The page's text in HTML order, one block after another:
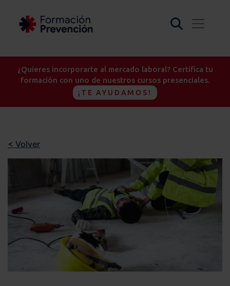
¿Quieres incorporarte al mercado laboral? Certifica tu
formación con uno de nuestros cursos presenciales.
¡TE AYUDAMOS!
< Volver